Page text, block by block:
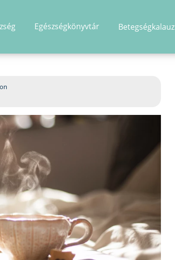
Egészségkönyvtár Betegségkalauz